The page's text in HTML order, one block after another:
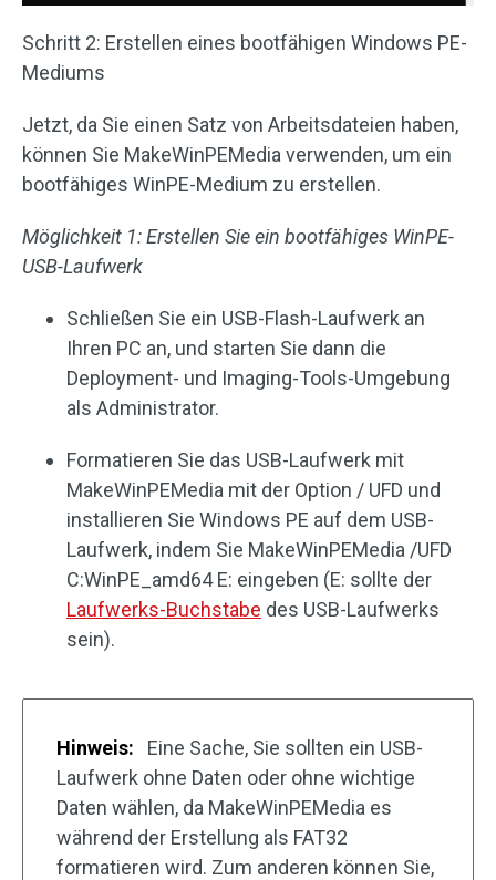
Schritt 2: Erstellen eines bootfähigen Windows PE-
Mediums
Jetzt, da Sie einen Satz von Arbeitsdateien haben,
können Sie MakeWinPEMedia verwenden, um ein
bootfähiges WinPE-Medium zu erstellen.
Möglichkeit 1: Erstellen Sie ein bootfähiges WinPE-
USB-Laufwerk
Schließen Sie ein USB-Flash-Laufwerk an
Ihren PC an, und starten Sie dann die
Deployment- und Imaging-Tools-Umgebung
als Administrator.
Formatieren Sie das USB-Laufwerk mit
MakeWinPEMedia mit der Option / UFD und
installieren Sie Windows PE auf dem USB-
Laufwerk, indem Sie MakeWinPEMedia /UFD
C:WinPE_amd64 E: eingeben (E: sollte der
Laufwerks-Buchstabe des USB-Laufwerks
sein).
Hinweis:
Eine Sache, Sie sollten ein USB-
Laufwerk ohne Daten oder ohne wichtige
Daten wählen, da MakeWinPEMedia es
während der Erstellung als FAT32
formatieren wird. Zum anderen können Sie,